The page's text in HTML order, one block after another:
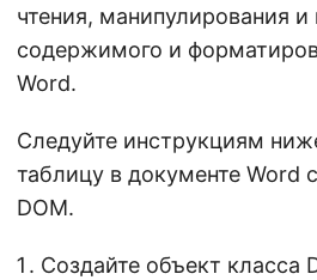
чтения, манипулирования и
содержимого и
Word.
Следуйте инструкциям
таблицу в документе Word
DOM.
Создайте объект класса